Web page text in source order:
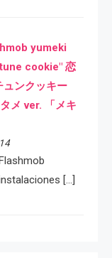
yumeki
cookie" 恋
ンクッキー
メ ver. 「メキ
[…]